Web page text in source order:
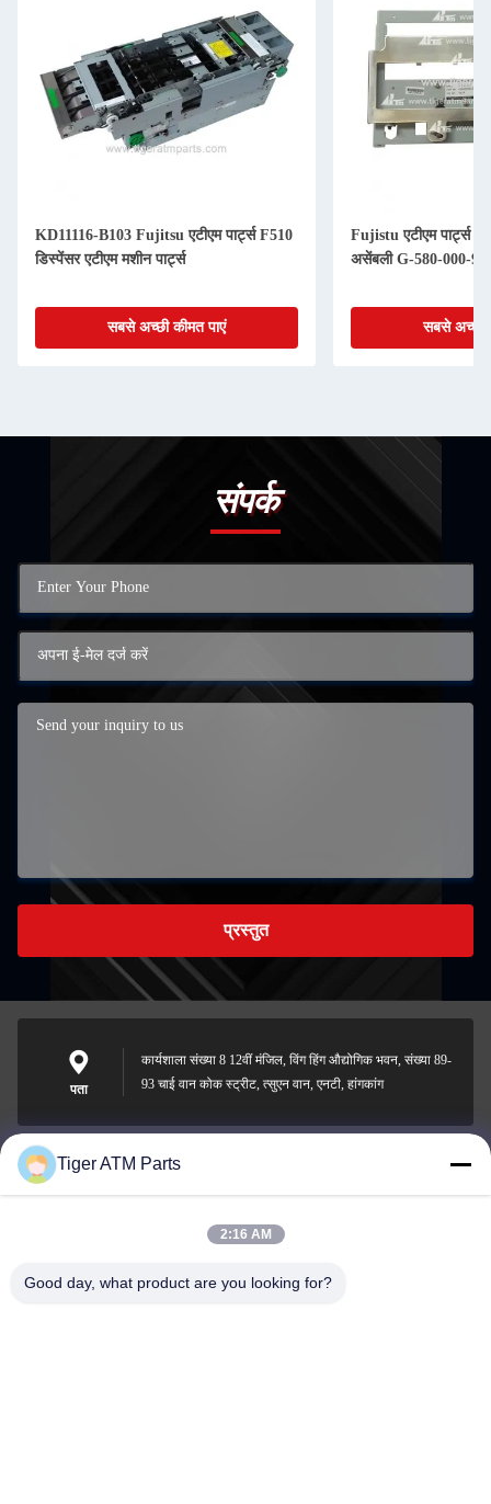
KD11116-B103 Fujitsu एटीएम पार्ट्स F510
डिस्पेंसर एटीएम मशीन पार्ट्स
सबसे अच्छी कीमत पाएं
Fujistu एटीएम पार्ट्स
असेंबली G-580-000-
सबसे अच्छी
संपर्क
प्रस्तुत
पता
कार्यशाला संख्या 8 12वीं मंजिल, विंग हिंग औद्योगिक भवन, संख्या 89-
93 चाई वान कोक स्ट्रीट, त्सुएन वान, एनटी, हांगकांग
sales@atmpart.com.cn
Tiger ATM Parts
2:16 AM
Good day, what product are you looking for?